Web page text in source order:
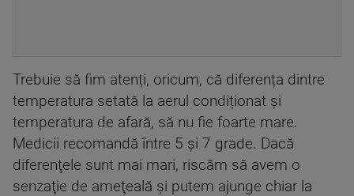
Trebuie să fim atenți, oricum, că diferența dintre
temperatura setată la aerul condiționat și
temperatura de afară, să nu fie foarte mare.
Medicii recomandă între 5 și 7 grade. Dacă
diferenţele sunt mai mari, riscăm să avem o
senzaţie de ameţeală și putem ajunge chiar la